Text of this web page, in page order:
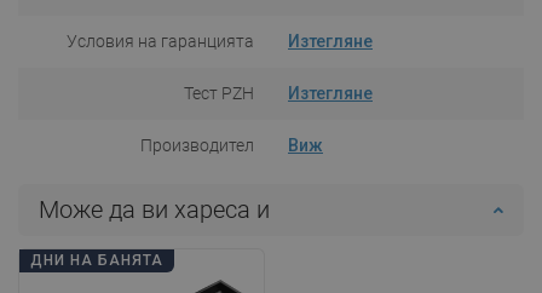
Условия на гаранцията Изтегляне
Тест PZH Изтегляне
Производител Виж
Може да ви хареса и
ДНИ НА БАНЯТА